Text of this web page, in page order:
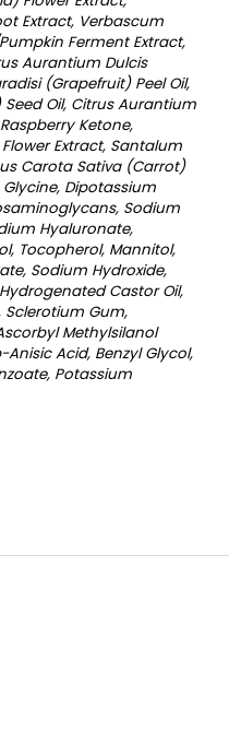
Extract, Verbascum
Ferment Extract,
Aurantium Dulcis
(Grapefruit) Peel Oil,
Oil, Citrus Aurantium
Ketone,
Extract, Santalum
Carota Sativa (Carrot)
Dipotassium
Sodium
Hyaluronate,
Tocopherol, Mannitol,
Sodium Hydroxide,
Castor Oil,
Sclerotium Gum,
Methylsilanol
Acid, Benzyl Glycol,
Potassium